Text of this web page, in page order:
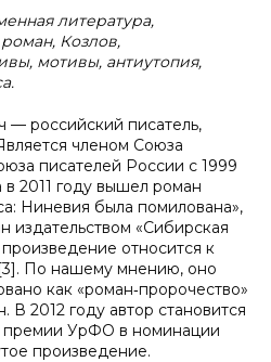
литература,
Козлов,
мотивы, антиутопия,
— российский писатель,
членом Союза
писателей России с 1999
2011 году вышел роман
Ниневия была помилована»,
издательством «Сибирская
относится к
По нашему мнению, оно
как «роман‑пророчество»
В 2012 году автор становится
премии УрФО в номинации
произведение.